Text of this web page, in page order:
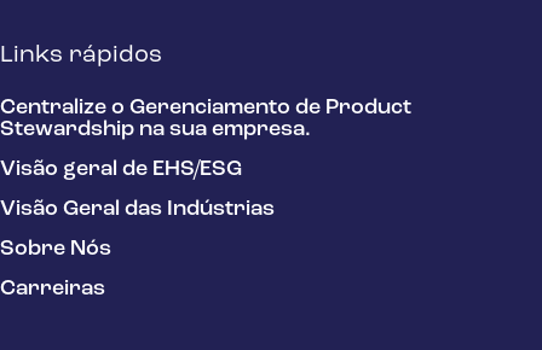
Links rápidos
Centralize o Gerenciamento de Product
Stewardship na sua empresa.
Visão geral de EHS/ESG
Visão Geral das Indústrias
Sobre Nós
Carreiras